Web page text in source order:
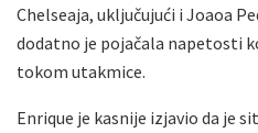
Chelseaja, uključujući i Joaoa
dodatno je pojačala napetosti
tokom utakmice.
Enrique je kasnije izjavio da je